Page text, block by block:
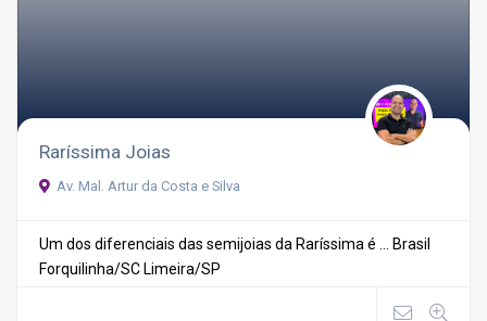
Raríssima Joias
Av. Mal. Artur da Costa e Silva
Um dos diferenciais das semijoias da Raríssima é ... Brasil
Forquilinha/SCLimeira/SP